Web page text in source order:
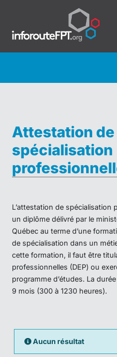
Attestation de
spécialisation
L’attestation de spécialisation
un diplôme délivré par le
Québec au terme d’une
de spécialisation dans un
cette formation, il faut être
professionnelles (DEP) ou
programme d’études. La
9 mois (300 à 1230 heures).
Aucun résultat